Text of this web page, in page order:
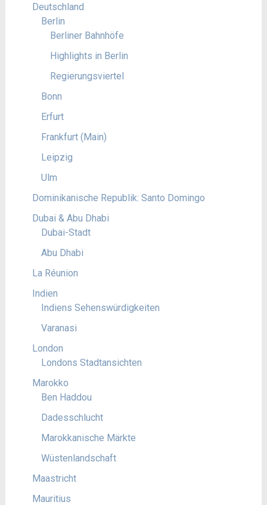
Deutschland
Berlin
Berliner Bahnhöfe
Highlights in Berlin
Regierungsviertel
Bonn
Erfurt
Frankfurt (Main)
Leipzig
Ulm
Dominikanische Republik: Santo Domingo
Dubai & Abu Dhabi
Dubai-Stadt
Abu Dhabi
La Réunion
Indien
Indiens Sehenswürdigkeiten
Varanasi
London
Londons Stadtansichten
Marokko
Ben Haddou
Dadesschlucht
Marokkanische Märkte
Wüstenlandschaft
Maastricht
Mauritius